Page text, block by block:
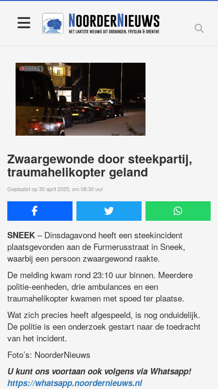
Zwaargewonde door steekpartij,
traumahelikopter geland
Geplaatst op 30 april 2025, om 08:30 uur
SNEEK – Dinsdagavond heeft een steekincident
plaatsgevonden aan de Furmerusstraat in Sneek,
waarbij een persoon zwaargewond raakte.
De melding kwam rond 23:10 uur binnen. Meerdere
politie-eenheden, drie ambulances en een
traumahelikopter kwamen met spoed ter plaatse.
Wat zich precies heeft afgespeeld, is nog onduidelijk.
De politie is een onderzoek gestart naar de toedracht
van het incident.
Foto’s: NoorderNieuws
U kunt ons voortaan ook volgens via Whatsapp!
https://whatsapp.noordernieuws.nl